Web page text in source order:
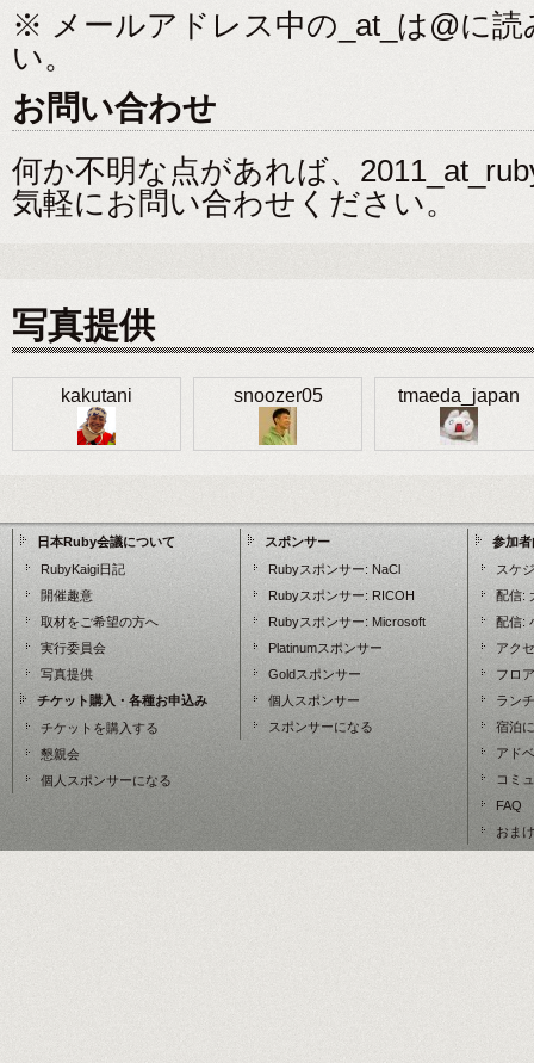
※ メールアドレス中の_at_は@に
い。
お問い合わせ
何か不明な点があれば、
気軽にお問い合わせください。
写真提供
kakutani snoozer05 tmaeda_japan
日本Ruby会議について
RubyKaigi日記
開催趣意
取材をご希望の方へ
実行委員会
写真提供
チケット購入・各種お申込み
チケットを購入する
懇親会
個人スポンサーになる
スポンサー
Rubyスポンサー: NaCl
Rubyスポンサー: RICOH
Rubyスポンサー: Microsoft
Platinumスポンサー
Goldスポンサー
個人スポンサー
スポンサーになる
参加
スケ
配信:
配信:
アク
フロ
ラン
宿泊
アド
コミ
FAQ
おまけ